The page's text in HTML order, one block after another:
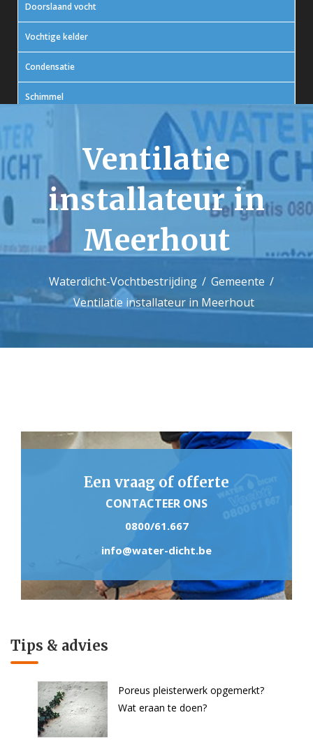
Doorslaand vocht
Vochtige kelder
Condensatie
Schimmel
Contact
Ventilatie
installateur in
Meerhout
Waterdicht-Vochtbestrijding
Gemeente
Ventilatie installateur in Meerhout
Een vraag of offerte
CONTACTEER ONS
0800/61.667
info@water-dicht.be
Tips & advies
Poreus pleisterwerk opgemerkt?
Wat eraan te doen?